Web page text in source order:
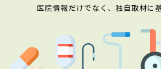
医院情報だけでなく、独自取材に